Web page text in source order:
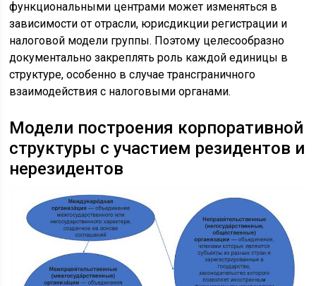
функциональными центрами может изменяться в
зависимости от отрасли, юрисдикции регистрации и
налоговой модели группы. Поэтому целесообразно
документально закреплять роль каждой единицы в
структуре, особенно в случае трансграничного
взаимодействия с налоговыми органами.
Модели построения корпоративной
структуры с участием резидентов и
нерезидентов